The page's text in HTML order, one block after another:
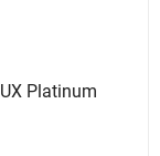
Platinum